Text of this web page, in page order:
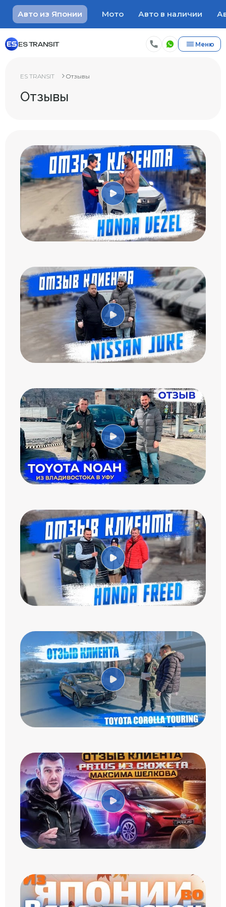
Авто из Японии Мото Авто в наличии
ES TRANSIT Меню
ES TRANSIT Отзывы
Отзывы